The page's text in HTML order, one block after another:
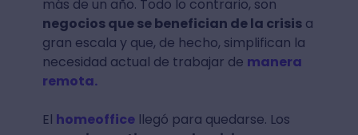
más de un año. Todo lo contrario, son
negocios que se benefician de la crisisa
gran escala y que, de hecho, simplifican la
necesidad actual de trabajar de manera
remota.
El homeofficellegó para quedarse. Los